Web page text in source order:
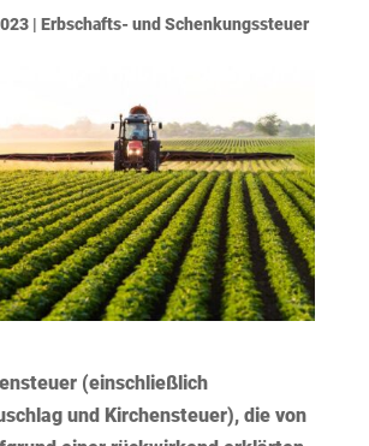
| Erbschafts- und Schenkungssteuer
(einschließlich
und Kirchensteuer), die von